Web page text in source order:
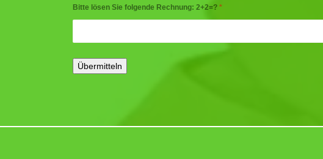
Bitte lösen Sie folgende Rechnung: 2+2=? *